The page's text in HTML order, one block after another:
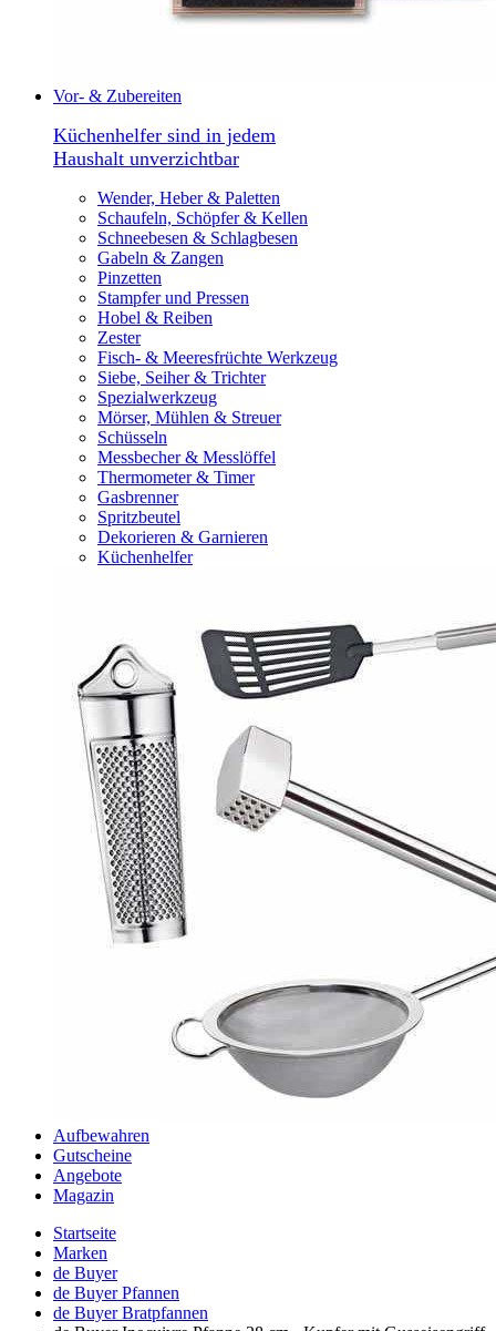
Vor- & Zubereiten
Küchenhelfer sind in jedem
Haushalt unverzichtbar
Wender, Heber & Paletten
Schaufeln, Schöpfer & Kellen
Schneebesen & Schlagbesen
Gabeln & Zangen
Pinzetten
Stampfer und Pressen
Hobel & Reiben
Zester
Fisch- & Meeresfrüchte Werkzeug
Siebe, Seiher & Trichter
Spezialwerkzeug
Mörser, Mühlen & Streuer
Schüsseln
Messbecher & Messlöffel
Thermometer & Timer
Gasbrenner
Spritzbeutel
Dekorieren & Garnieren
Küchenhelfer
Aufbewahren
Gutscheine
Angebote
Magazin
Startseite
Marken
de Buyer
de Buyer Pfannen
de Buyer Bratpfannen